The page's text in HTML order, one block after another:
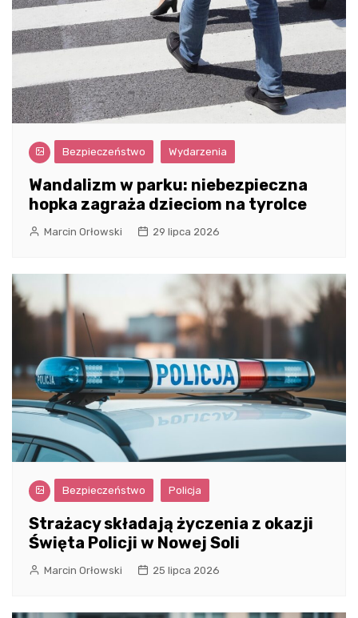
Bezpieczeństwo Wydarzenia
Wandalizm w parku: niebezpieczna
hopka zagraża dzieciom na tyrolce
Marcin Orłowski 29 lipca 2026
Bezpieczeństwo Policja
Strażacy składają życzenia z okazji
Święta Policji w Nowej Soli
Marcin Orłowski 25 lipca 2026